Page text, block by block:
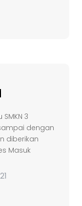
3
dengan
diberikan
Masuk